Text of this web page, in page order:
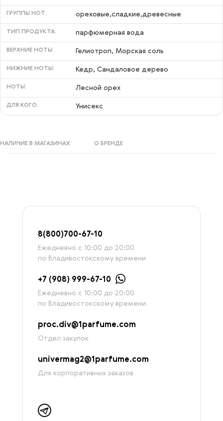
ГРУППЫ НОТ: ореховые,сладкие,древесные
ТИП ПРОДУКТА: парфюмерная вода
ВЕРХНИЕ НОТЫ: Гелиотроп, Морская соль
НИЖНИЕ НОТЫ: Кедр, Сандаловое дерево
НОТЫ: Лесной орех
ДЛЯ КОГО: Унисекс
НАЛИЧИЕ В МАГАЗИНАХ О БРЕНДЕ
8(800)700-67-10
Ежедневно с 10:00 до 20:00
по Владивостокскому времени
+7 (908) 999-67-10
Ежедневно с 10:00 до 20:00
по Владивостокскому времени
proc.div@1parfume.com
Отдел закупок
univermag2@1parfume.com
Для корпоративных заказов